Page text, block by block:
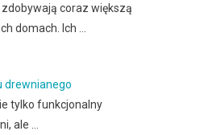
coraz większą
domach. Ich …
drewnianego
tylko funkcjonalny
ale …